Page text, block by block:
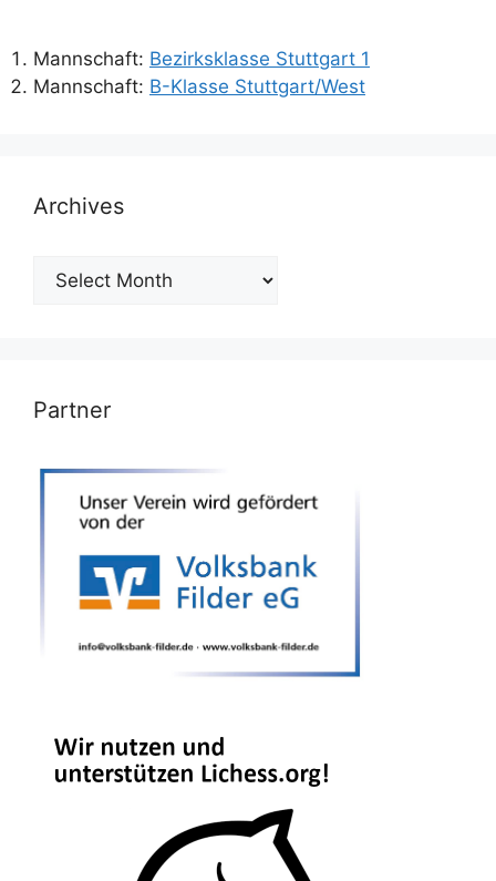
Mannschaft: Bezirksklasse Stuttgart 1
Mannschaft: B-Klasse Stuttgart/West
Archives
Archives
Partner